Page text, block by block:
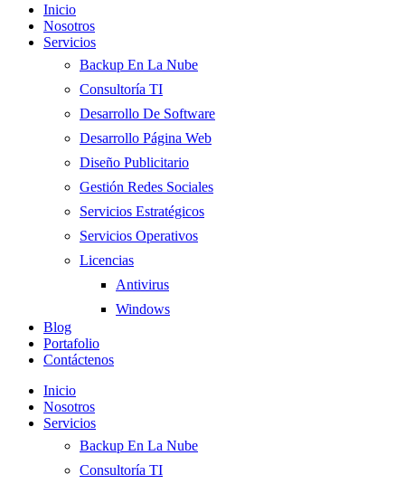
Inicio
Nosotros
Servicios
Backup En La Nube
Consultoría TI
Desarrollo De Software
Desarrollo Página Web
Diseño Publicitario
Gestión Redes Sociales
Servicios Estratégicos
Servicios Operativos
Licencias
Antivirus
Windows
Blog
Portafolio
Contáctenos
Inicio
Nosotros
Servicios
Backup En La Nube
Consultoría TI